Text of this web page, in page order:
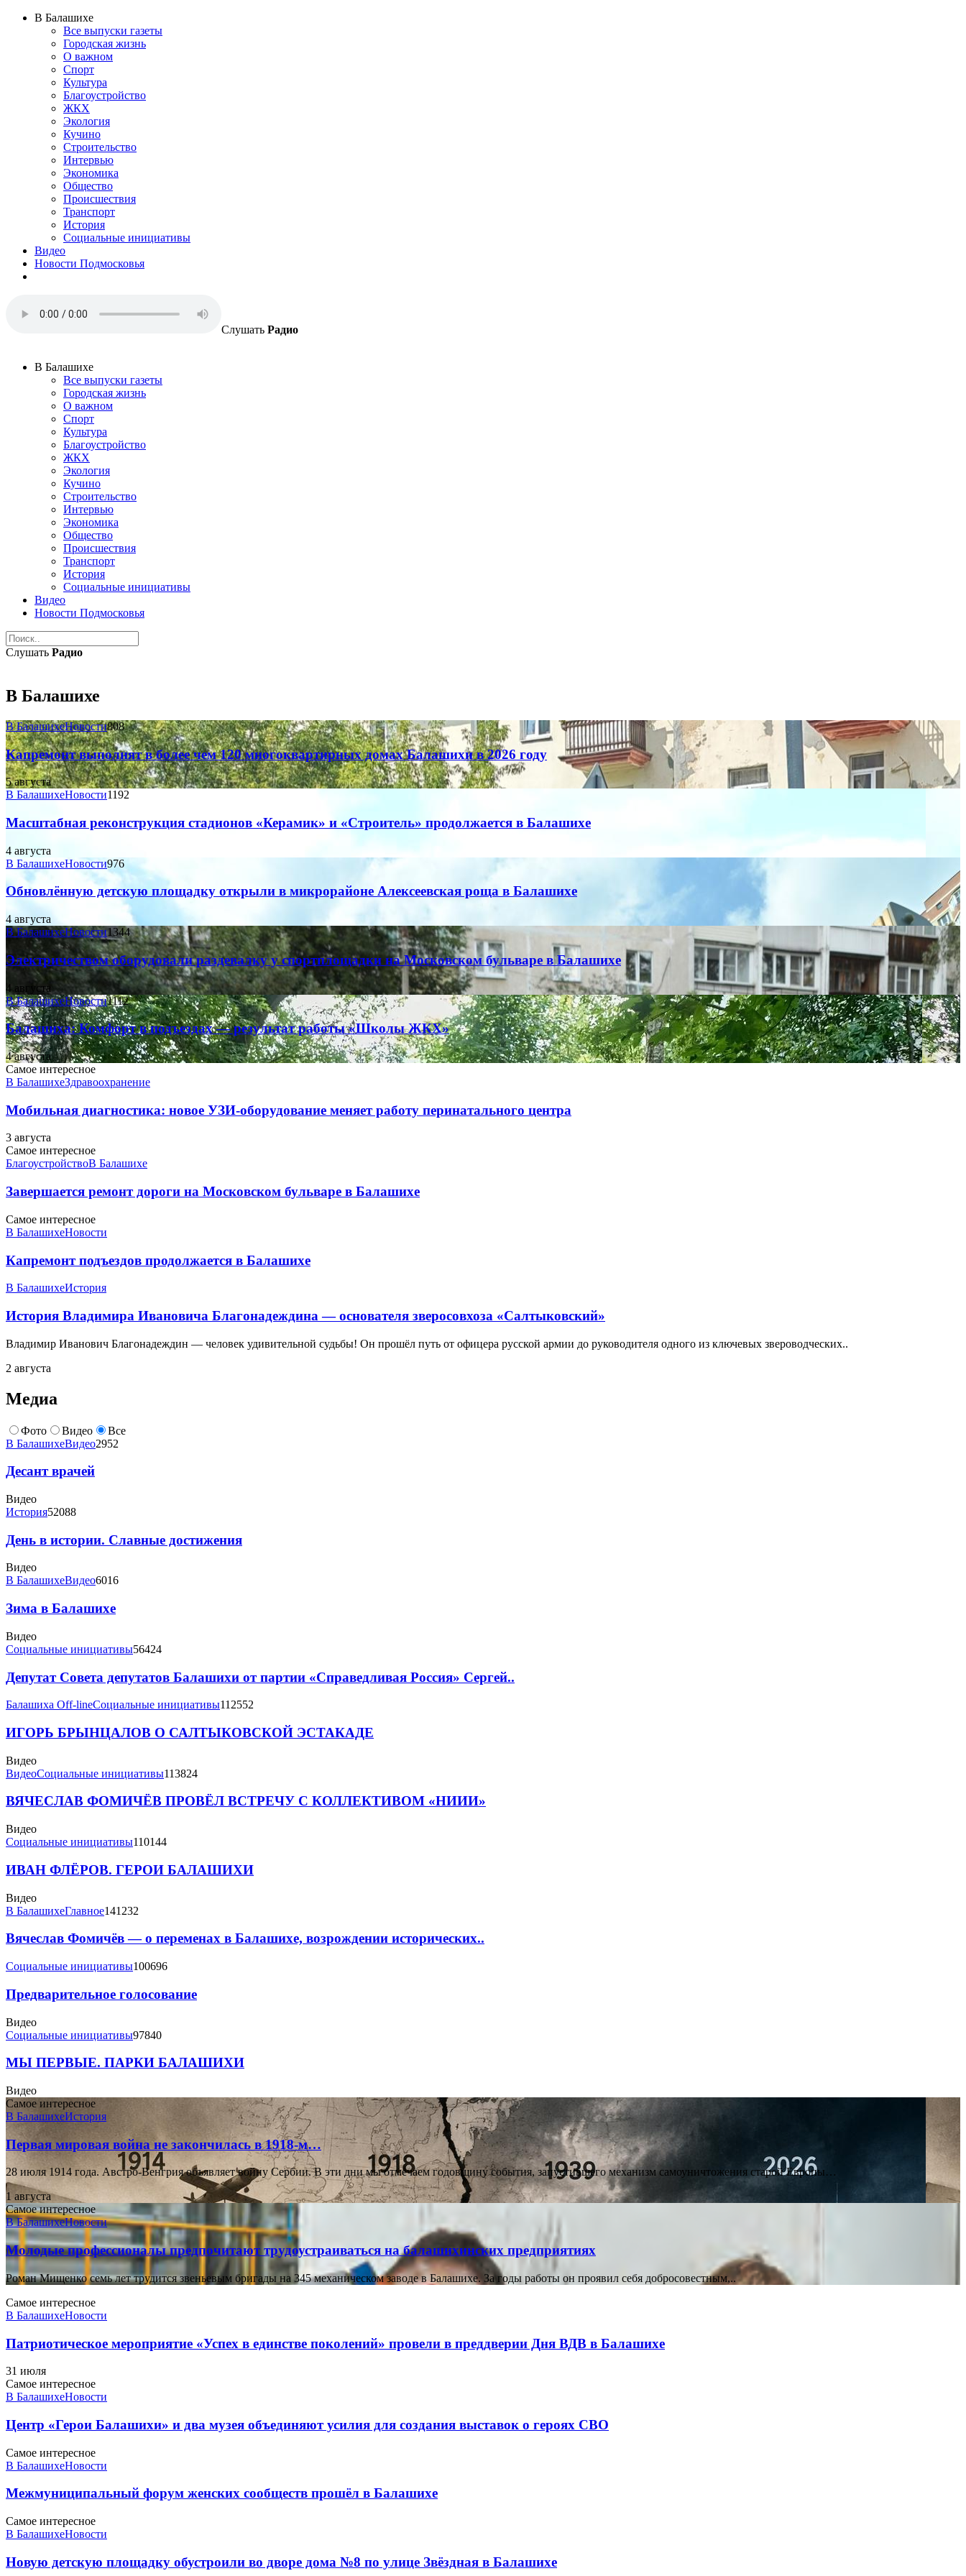
В Балашихе
Все выпуски газеты
Городская жизнь
О важном
Спорт
Культура
Благоустройство
ЖКХ
Экология
Кучино
Строительство
Интервью
Экономика
Общество
Происшествия
Транспорт
История
Социальные инициативы
Видео
Новости Подмосковья
Слушать Радио
В Балашихе
Все выпуски газеты
Городская жизнь
О важном
Спорт
Культура
Благоустройство
ЖКХ
Экология
Кучино
Строительство
Интервью
Экономика
Общество
Происшествия
Транспорт
История
Социальные инициативы
Видео
Новости Подмосковья
Слушать Радио
В Балашихе
В БалашихеНовости808
Капремонт выполнят в более чем 120 многоквартирных домах Балашихи в 2026 году
5 августа
В БалашихеНовости1192
Масштабная реконструкция стадионов «Керамик» и «Строитель» продолжается в Балашихе
4 августа
В БалашихеНовости976
Обновлённую детскую площадку открыли в микрорайоне Алексеевская роща в Балашихе
4 августа
В БалашихеНовости1344
Электричеством оборудовали раздевалку у спортплощадки на Московском бульваре в Балашихе
4 августа
В БалашихеНовости1112
Балашиха: Комфорт в подъездах — результат работы «Школы ЖКХ»
4 августа
Самое интересное
В БалашихеЗдравоохранение
Мобильная диагностика: новое УЗИ-оборудование меняет работу перинатального центра
3 августа
Самое интересное
БлагоустройствоВ Балашихе
Завершается ремонт дороги на Московском бульваре в Балашихе
Самое интересное
В БалашихеНовости
Капремонт подъездов продолжается в Балашихе
В БалашихеИстория
История Владимира Ивановича Благонадеждина — основателя зверосовхоза «Салтыковский»
Владимир Иванович Благонадеждин — человек удивительной судьбы! Он прошёл путь от офицера русской армии до руководителя одного из ключевых звероводческих..
2 августа
Медиа
Фото Видео
Все
В БалашихеВидео2952
Десант врачей
Видео
История52088
День в истории. Славные достижения
Видео
В БалашихеВидео6016
Зима в Балашихе
Видео
Социальные инициативы56424
Депутат Совета депутатов Балашихи от партии «Справедливая Россия» Сергей..
Балашиха Off-lineСоциальные инициативы112552
ИГОРЬ БРЫНЦАЛОВ О САЛТЫКОВСКОЙ ЭСТАКАДЕ
Видео
ВидеоСоциальные инициативы113824
ВЯЧЕСЛАВ ФОМИЧЁВ ПРОВЁЛ ВСТРЕЧУ С КОЛЛЕКТИВОМ «НИИИ»
Видео
Социальные инициативы110144
ИВАН ФЛЁРОВ. ГЕРОИ БАЛАШИХИ
Видео
В БалашихеГлавное141232
Вячеслав Фомичёв — о переменах в Балашихе, возрождении исторических..
Социальные инициативы100696
Предварительное голосование
Видео
Социальные инициативы97840
МЫ ПЕРВЫЕ. ПАРКИ БАЛАШИХИ
Видео
Самое интересное
В БалашихеИстория
Первая мировая война не закончилась в 1918-м…
28 июля 1914 года. Австро-Венгрия объявляет войну Сербии. В эти дни мы отмечаем годовщину события, запустившего механизм самоуничтожения старой Европы…
1 августа
Самое интересное
В БалашихеНовости
Молодые профессионалы предпочитают трудоустраиваться на балашихинских предприятиях
Роман Мищенко семь лет трудится звеньевым бригады на 345 механическом заводе в Балашихе. За годы работы он проявил себя добросовестным,..
Самое интересное
В БалашихеНовости
Патриотическое мероприятие «Успех в единстве поколений» провели в преддверии Дня ВДВ в Балашихе
31 июля
Самое интересное
В БалашихеНовости
Центр «Герои Балашихи» и два музея объединяют усилия для создания выставок о героях СВО
Самое интересное
В БалашихеНовости
Межмуниципальный форум женских сообществ прошёл в Балашихе
Самое интересное
В БалашихеНовости
Новую детскую площадку обустроили во дворе дома №8 по улице Звёздная в Балашихе